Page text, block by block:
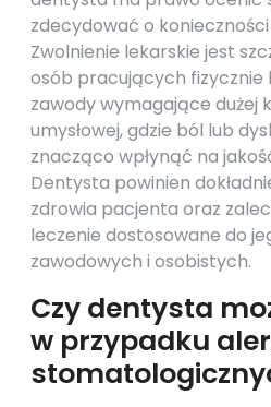
zdecydować o
Zwolnienie lekarskie jest
osób pracujących fizycznie
zawody wymagające dużej
umysłowej, gdzie ból lub
znacząco wpłynąć na
Dentysta powinien
zdrowia pacjenta oraz
leczenie dostosowane do
zawodowych i osobistych.
Czy dentysta
w przypadku